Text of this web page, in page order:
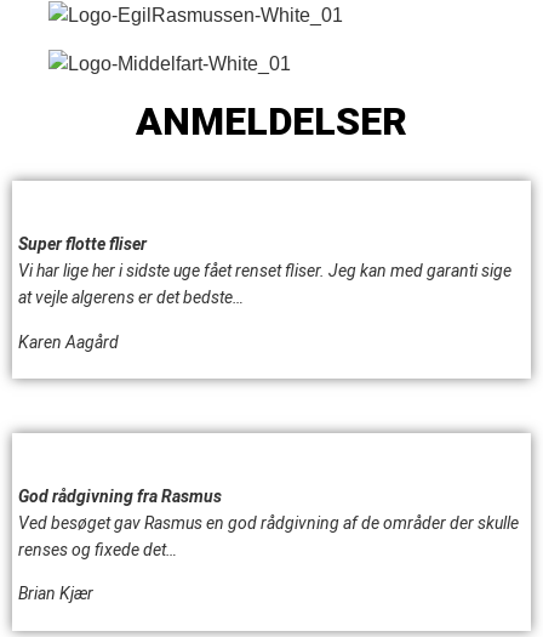
ANMELDELSER
Super flotte fliser
Vi har lige her i sidste uge fået renset fliser. Jeg kan med garanti sige
at vejle algerens er det bedste…
Karen Aagård
God rådgivning fra Rasmus
Ved besøget gav Rasmus en god rådgivning af de områder der skulle
renses og fixede det…
Brian Kjær